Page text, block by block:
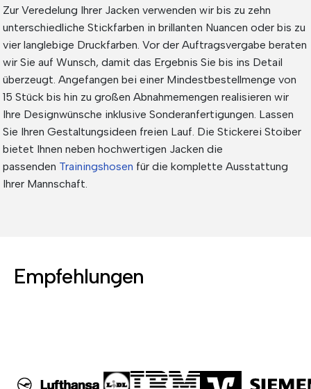
Zur Veredelung Ihrer Jacken verwenden wir bis zu zehn
unterschiedliche Stickfarben in brillanten Nuancen oder bis zu
vier langlebige Druckfarben. Vor der Auftragsvergabe beraten
wir Sie auf Wunsch, damit das Ergebnis Sie bis ins Detail
überzeugt. Angefangen bei einer Mindestbestellmenge von
15 Stück bis hin zu großen Abnahmemengen realisieren wir
Ihre Designwünsche inklusive Sonderanfertigungen. Lassen
Sie Ihren Gestaltungsideen freien Lauf. Die Stickerei Stoiber
bietet Ihnen neben hochwertigen Jacken die
passenden Trainingshosen für die komplette Ausstattung
Ihrer Mannschaft.
Empfehlungen